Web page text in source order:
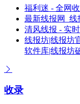
福利迷 - 全网
最新线报网_线
清风线报 - 实
线报坊|线报坊
软件库|线报坊
收录